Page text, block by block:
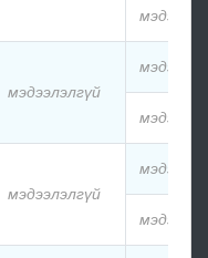
мэдээлэлгүй
мэдээлэлгүй